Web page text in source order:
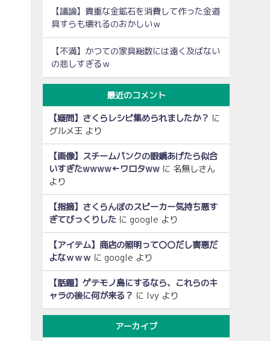
【議論】貴重な金鉱石を消費して作った金道
具すらも壊れるのおかしいｗ
【不満】かつての家具総数には遠く及ばない
の悲しすぎるｗ
最近のコメント
【疑問】さくらレシピ集められましたか？ に
グルメ王より
【画像】スチームパンクの眼鏡あげたら似合
いすぎたwwww←ワロタwwに 名無しさん
より
【指摘】さくらんぼのスピーカー気持ち悪す
ぎてびっくりしたに google より
【アイテム】商店の照明って〇〇だし害悪だ
よなｗｗｗ に google より
【話題】ゲテモノ島にするなら、これらのキ
ャラの後に何が来る？ に Ivyより
アーカイブ